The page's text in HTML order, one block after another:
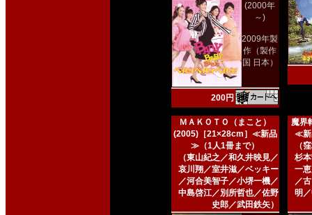
(2000年
～)
2009年製
作（製作
国 日本）
200円
ＭＡＫＯＴＯ（まこと）
(2005)［21×28cm］≪新品
≫（1人1冊まで）
（東山紀之／和久井映見／
哀川翔／室井滋／ベッキー
／河合美智子／小堺一機／
中島啓江／別所哲也／佐野
史郎／武田鉄矢）
魔界
≪新
（
杉
一
／
明